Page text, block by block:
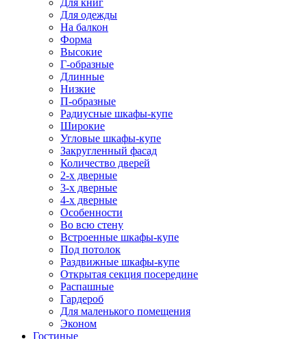
Для книг
Для одежды
На балкон
Форма
Высокие
Г-образные
Длинные
Низкие
П-образные
Радиусные шкафы-купе
Широкие
Угловые шкафы-купе
Закругленный фасад
Количество дверей
2-х дверные
3-х дверные
4-х дверные
Особенности
Во всю стену
Встроенные шкафы-купе
Под потолок
Раздвижные шкафы-купе
Открытая секция посередине
Распашные
Гардероб
Для маленького помещения
Эконом
Гостиные